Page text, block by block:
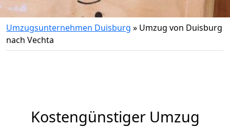
Umzugsunternehmen Duisburg » Umzug von Duisburg
nach Vechta
Kostengünstiger Umzug